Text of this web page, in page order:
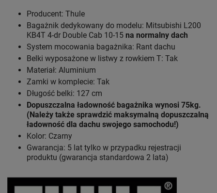
Producent: Thule
Bagażnik dedykowany do modelu: Mitsubishi L200
KB4T 4-dr Double Cab 10-15 na normalny dach
System mocowania bagażnika: Rant dachu
Belki wyposażone w listwy z rowkiem T: Tak
Materiał: Aluminium
Zamki w komplecie: Tak
Długość belki: 127 cm
Dopuszczalna ładowność bagażnika wynosi 75kg.
(Należy także sprawdzić maksymalną dopuszczalną
ładowność dla dachu swojego samochodu!)
Kolor: Czarny
Gwarancja: 5 lat tylko w przypadku rejestracji
produktu (gwarancja standardowa 2 lata)